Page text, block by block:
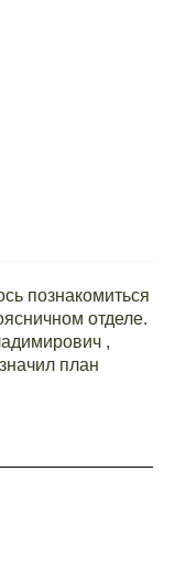
познакомиться
отделе.
,
план